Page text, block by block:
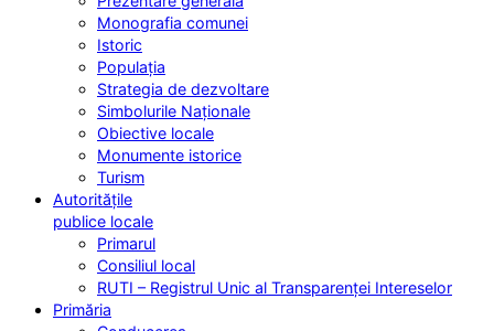
Monografia comunei
Istoric
Populația
Strategia de dezvoltare
Simbolurile Naționale
Obiective locale
Monumente istorice
Turism
Autoritățile
publice locale
Primarul
Consiliul local
RUTI – Registrul Unic al Transparenței Intereselor
Primăria